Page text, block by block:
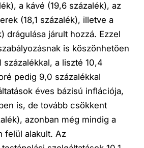
a kávé (19,6 százalék), az
(18,1 százalék), illetve a
drágulása járult hozzá. Ezzel
is köszönhetően
százalékkal, a liszté 10,4
pedig 9,0 százalékkal
éves bázisú inflációja,
is, de tovább csökkent
azonban még mindig a
felül alakult. Az